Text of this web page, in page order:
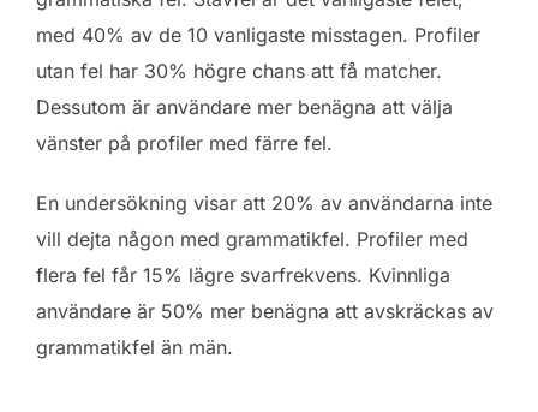
med 40% av de 10 vanligaste misstagen. Profiler
utan fel har 30% högre chans att få matcher.
Dessutom är användare mer benägna att välja
vänster på profiler med färre fel.
En undersökning visar att 20% av användarna inte
vill dejta någon med grammatikfel. Profiler med
flera fel får 15% lägre svarfrekvens. Kvinnliga
användare är 50% mer benägna att avskräckas av
grammatikfel än män.